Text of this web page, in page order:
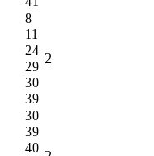
8
11
24
29
30
39
2
30
39
40